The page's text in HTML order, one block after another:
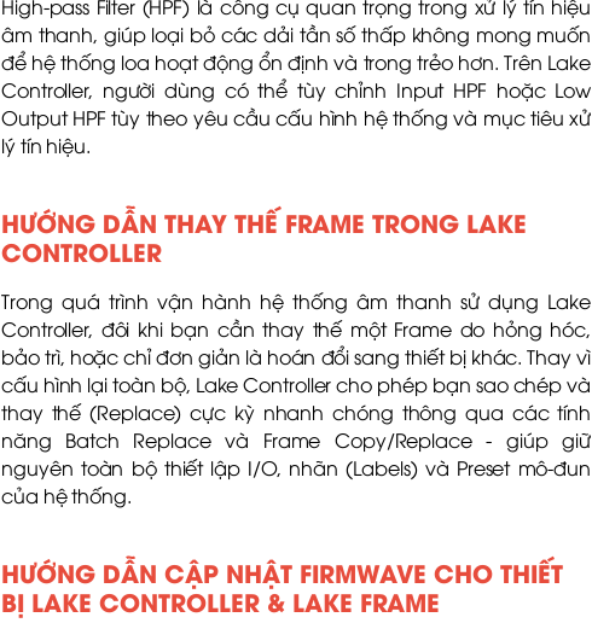
High-pass Filter (HPF) là công cụ quan trọng trong xử lý tín hiệu
âm thanh, giúp loại bỏ các dải tần số thấp không mong muốn
để hệ thống loa hoạt động ổn định và trong trẻo hơn. Trên Lake
Controller, người dùng có thể tùy chỉnh Input HPF hoặc Low
Output HPF tùy theo yêu cầu cấu hình hệ thống và mục tiêu xử
lý tín hiệu.
HƯỚNG DẪN THAY THẾ FRAME TRONG LAKE
CONTROLLER
Trong quá trình vận hành hệ thống âm thanh sử dụng Lake
Controller, đôi khi bạn cần thay thế một Frame do hỏng hóc,
bảo trì, hoặc chỉ đơn giản là hoán đổi sang thiết bị khác. Thay vì
cấu hình lại toàn bộ, Lake Controller cho phép bạn sao chép và
thay thế (Replace) cực kỳ nhanh chóng thông qua các tính
năng Batch Replace và Frame Copy/Replace - giúp giữ
nguyên toàn bộ thiết lập I/O, nhãn (Labels) và Preset mô-đun
của hệ thống.
HƯỚNG DẪN CẬP NHẬT FIRMWAVE CHO THIẾT
BỊ LAKE CONTROLLER & LAKE FRAME